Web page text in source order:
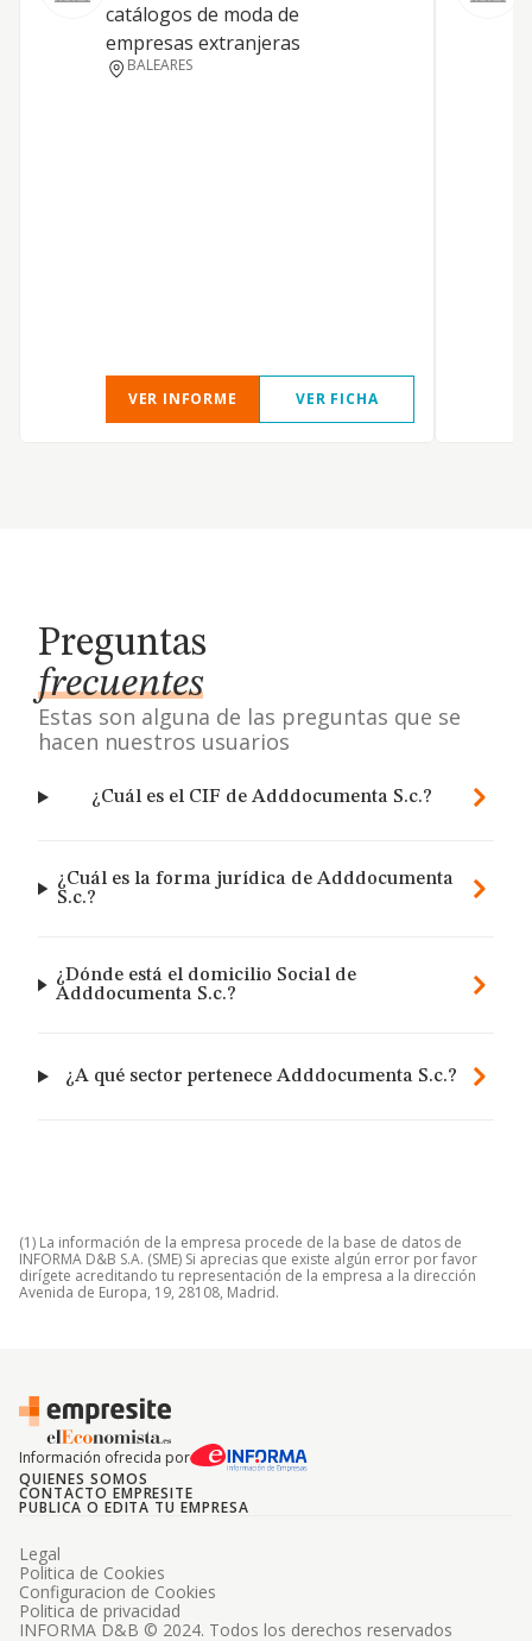
catálogos de moda de
empresas extranjeras
BALEARES
VER INFORME VER FICHA
Preguntas
frecuentes
Estas son alguna de las preguntas que se
hacen nuestros usuarios
¿Cuál es el CIF de Adddocumenta S.c.?
¿Cuál es la forma jurídica de Adddocumenta
S.c.?
¿Dónde está el domicilio Social de
Adddocumenta S.c.?
¿A qué sector pertenece Adddocumenta S.c.?
(1) La información de la empresa procede de la base de datos de
INFORMA D&B S.A. (SME) Si aprecias que existe algún error por favor
dirígete acreditando tu representación de la empresa a la dirección
Avenida de Europa, 19, 28108, Madrid.
Información ofrecida por
QUIENES SOMOS
CONTACTO EMPRESITE
PUBLICA O EDITA TU EMPRESA
INFORMA D&B © 2024. Todos los derechos reservados
Legal
Politica de Cookies
Configuracion de Cookies
Politica de privacidad